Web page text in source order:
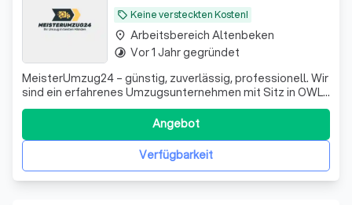
local_offer Keine versteckten Kosten!
MeisterUmzug24 – günstig, zuverlässig, professionell. Wir
sind ein erfahrenes Umzugsunternehmen mit Sitz in OWL
und stehen für stressfreie, saubere und pünktliche
Umzüge. Ob privat oder gewerblich – wir transportieren Ihr
Hab und Gut sicher und sorgfältig an den neuen Ort. Unser
Anspruch: Hohe Quali
Verfügbarkeit
Angebot
place Arbeitsbereich Altenbeken
timelapse Vor 1 Jahr gegründet